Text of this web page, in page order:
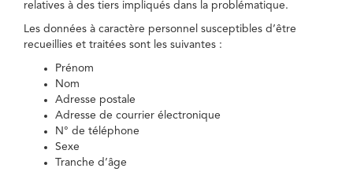
relatives à des tiers impliqués dans la problématique.
Les données à caractère personnel susceptibles d’être
recueillies et traitées sont les suivantes :
Prénom
Nom
Adresse postale
Adresse de courrier électronique
N° de téléphone
Sexe
Tranche d’âge